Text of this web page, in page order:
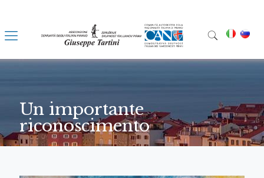
Un importante
riconoscimento